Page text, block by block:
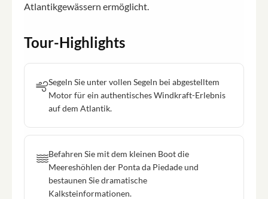
Atlantikgewässern ermöglicht.
Tour-Highlights
Segeln Sie unter vollen Segeln bei abgestelltem
Motor für ein authentisches Windkraft-Erlebnis
auf dem Atlantik.
Befahren Sie mit dem kleinen Boot die
Meereshöhlen der Ponta da Piedade und
bestaunen Sie dramatische
Kalksteinformationen.